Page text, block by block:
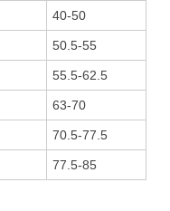
40-50
50.5-55
55.5-62.5
63-70
70.5-77.5
77.5-85